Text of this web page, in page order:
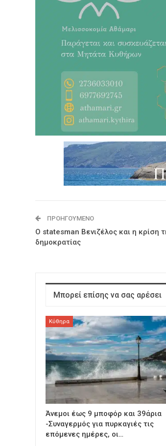
ΠΡΟΗΓΟΎΜΕΝΟ
Ο statesman Βενιζέλος και η κρίση
δημοκρατίας
Μπορεί επίσης να σας αρέσει
Κύθηρα
Άνεμοι έως 9 μποφόρ και 39άρια
-Συναγερμός για πυρκαγιές τις
επόμενες ημέρες, οι…